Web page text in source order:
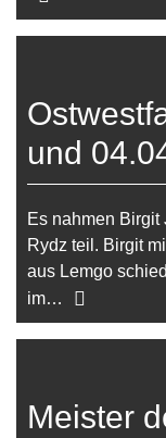
und
Es nahmen Birgit
Rydz teil. Birgit
aus Lemgo
im…
Meister